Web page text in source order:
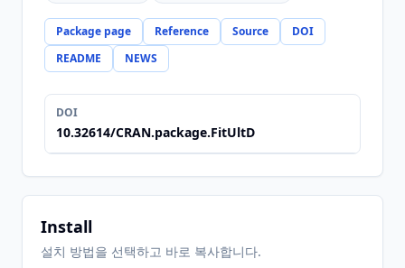
Package page Reference Source
DOI
README
NEWS
DOI
10.32614/CRAN.package.FitUltD
Install
설치 방법을 선택하고 바로 복사합니다.